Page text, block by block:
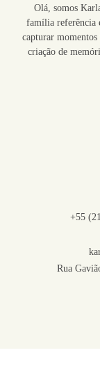
Olá, somos
família referência
capturar
criação de
+55
Rua